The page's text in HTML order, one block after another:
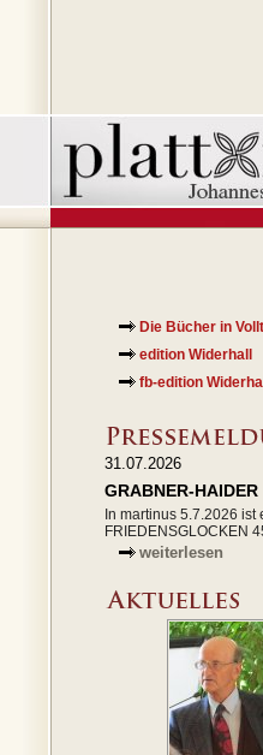
Die Bücher in
edition Widerhall
fb-edition Widerhall
31.07.2026
GRABNER-HAIDER
In martinus 5.7.2026 ist
FRIEDENSGLOCKEN
weiterlesen